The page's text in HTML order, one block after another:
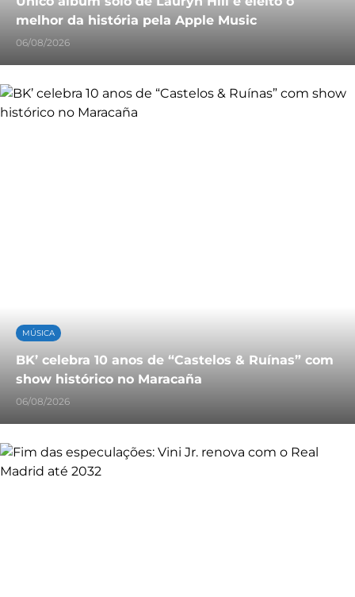
melhor da história pela Apple Music
06/08/2026
MÚSICA
BK’ celebra 10 anos de “Castelos & Ruínas” com
show histórico no Maracaña
06/08/2026